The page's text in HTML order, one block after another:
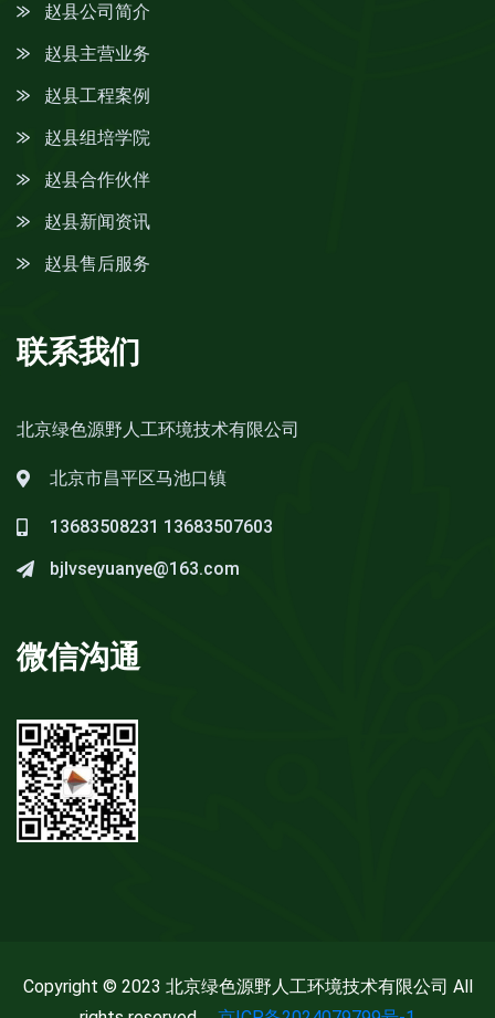
赵县公司简介
赵县主营业务
赵县工程案例
赵县组培学院
赵县合作伙伴
赵县新闻资讯
赵县售后服务
联系我们
北京绿色源野人工环境技术有限公司
北京市昌平区马池口镇
13683508231 13683507603
bjlvseyuanye@163.com
微信沟通
Copyright © 2023 北京绿色源野人工环境技术有限公司 All